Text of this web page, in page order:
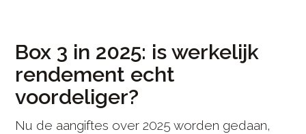
Box 3 in 2025: is werkelijk
rendement echt
voordeliger?
Nu de aangiftes over 2025 worden gedaan,